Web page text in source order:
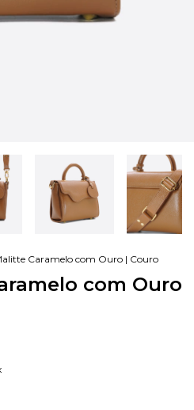
Caramelo com Ouro | Couro
com Ouro